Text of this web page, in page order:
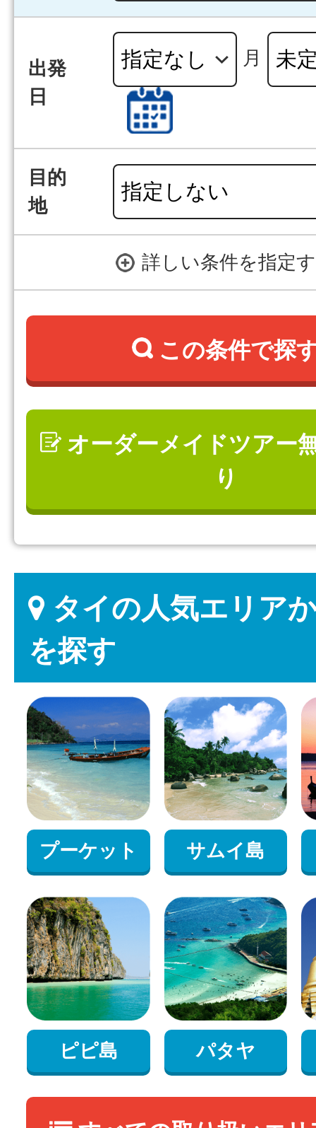
出発
日
月
目的
地
詳しい条件を指定
この条件で探
オーダーメイドツアー
り
タイの人気エリア
を探す
プーケット サムイ島
ピピ島 パタヤ